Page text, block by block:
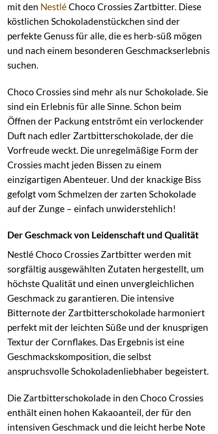
mit den NestléChoco Crossies Zartbitter. Diese
köstlichen Schokoladenstückchen sind der
perfekte Genuss für alle, die es herb-süß mögen
und nach einem besonderen Geschmackserlebnis
suchen.
Choco Crossies sind mehr als nur Schokolade. Sie
sind ein Erlebnis für alle Sinne. Schon beim
Öffnen der Packung entströmt ein verlockender
Duft nach edler Zartbitterschokolade, der die
Vorfreude weckt. Die unregelmäßige Form der
Crossies macht jeden Bissen zu einem
einzigartigen Abenteuer. Und der knackige Biss
gefolgt vom Schmelzen der zarten Schokolade
auf der Zunge – einfach unwiderstehlich!
Der Geschmack von Leidenschaft und Qualität
Nestlé Choco Crossies Zartbitter werden mit
sorgfältig ausgewählten Zutaten hergestellt, um
höchste Qualität und einen unvergleichlichen
Geschmack zu garantieren. Die intensive
Bitternote der Zartbitterschokolade harmoniert
perfekt mit der leichten Süße und der knusprigen
Textur der Cornflakes. Das Ergebnis ist eine
Geschmackskomposition, die selbst
anspruchsvolle Schokoladenliebhaber begeistert.
Die Zartbitterschokolade in den Choco Crossies
enthält einen hohen Kakaoanteil, der für den
intensiven Geschmack und die leicht herbe Note